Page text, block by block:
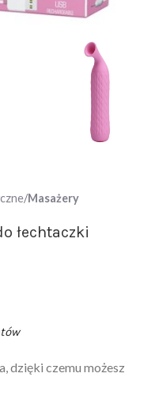
Masażery
łechtaczki
dzięki czemu możesz